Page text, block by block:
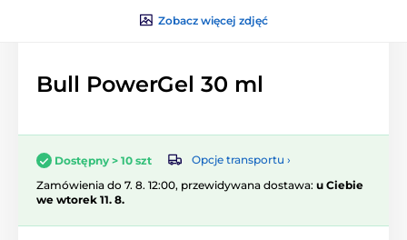
Zobacz więcej zdjęć
Bull PowerGel 30 ml
Dostępny > 10 szt
Opcje transportu ›
Zamówienia do 7. 8. 12:00, przewidywana dostawa: u Ciebie
we wtorek 11. 8.